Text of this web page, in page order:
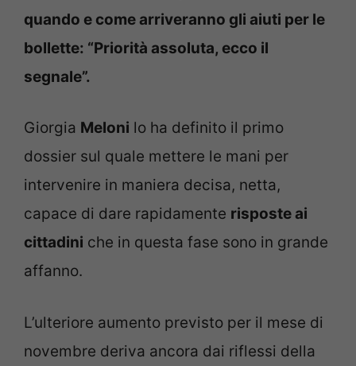
quando e come arriveranno gli aiuti per le
bollette: “Priorità assoluta, ecco il
segnale”.
Giorgia Meloni lo ha definito il primo
dossier sul quale mettere le mani per
intervenire in maniera decisa, netta,
capace di dare rapidamente risposte ai
cittadini che in questa fase sono in grande
affanno.
L’ulteriore aumento previsto per il mese di
novembre deriva ancora dai riflessi della